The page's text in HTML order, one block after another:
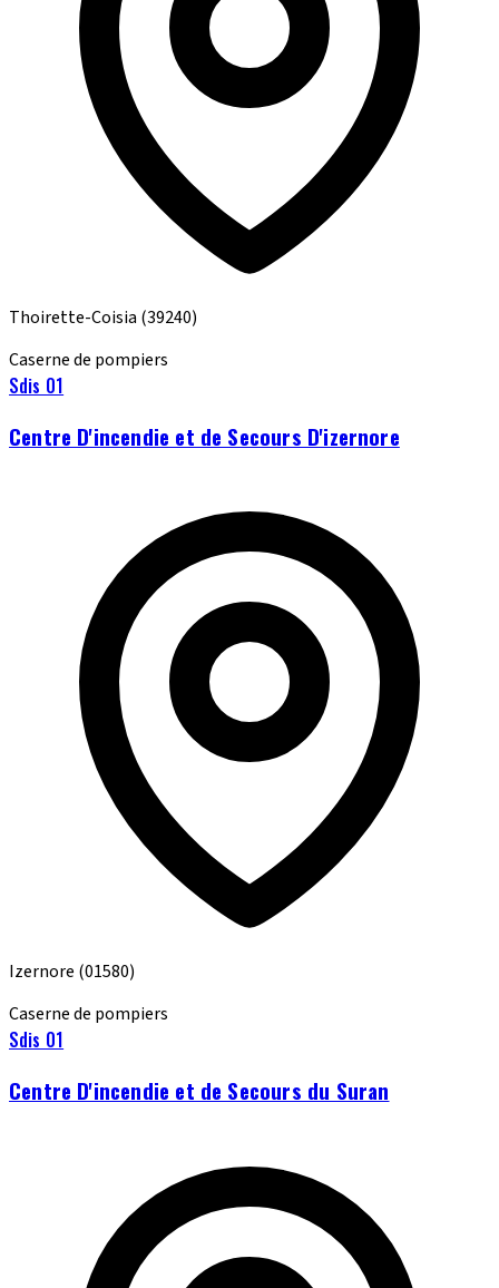
Thoirette-Coisia (39240)
Caserne de pompiers
Sdis 01
Centre D'incendie et de Secours D'izernore
Izernore (01580)
Caserne de pompiers
Sdis 01
Centre D'incendie et de Secours du Suran